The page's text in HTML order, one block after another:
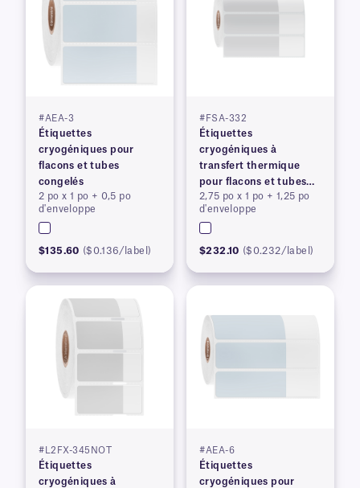
#AEA-3
Étiquettes
cryogéniques pour
flacons et tubes
congelés
2 po x 1 po + 0,5 po
d'enveloppe
$135.60 ($0.136/label)
#FSA-332
Étiquettes
cryogéniques à
transfert thermique
pour flacons et tubes
congelés
2,75 po x 1 po + 1,25 po
d'enveloppe
$232.10 ($0.232/label)
#L2FX-345NOT
Étiquettes
cryogéniques à
#AEA-6
Étiquettes
cryogéniques pour